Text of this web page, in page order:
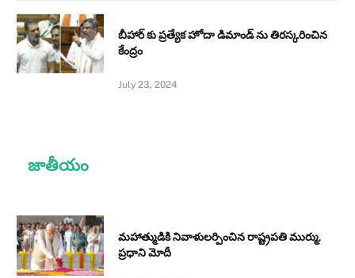
బీహార్ కు ప్రత్యేక హోదా డిమాండ్ ను తిరస్కరించిన
కేంద్రం
July 23, 2024
జాతీయం
మహాత్ముడికి నివాళులర్పించిన రాష్ట్రపతి ముర్ము,
ప్రధాని మోదీ